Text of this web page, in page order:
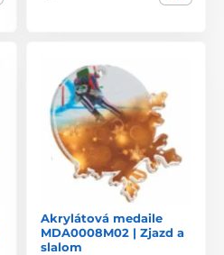
Akrylátová medaile
MDA0008M02 | Zjazd a
slalom